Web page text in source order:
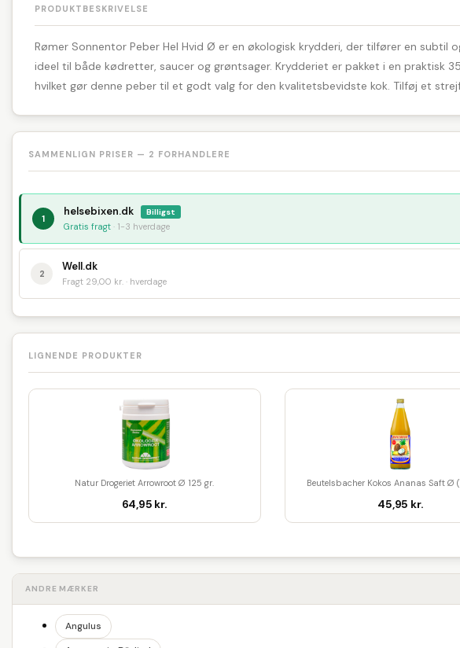
PRODUKTBESKRIVELSE
Rømer Sonnentor Peber Hel Hvid Ø er en økologisk krydderi, der tilfører en
ideel til både kødretter, saucer og grøntsager. Krydderiet er pakket i en praktisk
hvilket gør denne peber til et godt valg for den kvalitetsbevidste kok. Tilføj et
SAMMENLIGN PRISER — 2 FORHANDLERE
1
helsebixen.dk Billigst
Gratis fragt · 1-3 hverdage
2
Well.dk
Fragt 29,00 kr. · hverdage
LIGNENDE PRODUKTER
Natur Drogeriet Arrowroot Ø 125 gr.
64,95 kr.
Beutelsbacher Kokos Ananas Saft Ø
45,95 kr.
ANDRE MÆRKER
Angulus